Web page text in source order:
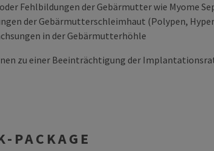
Fehlbildungen der Gebärmutter wie Myome
der Gebärmutterschleimhaut (Polypen,
in der Gebärmutterhöhle
zu einer Beeinträchtigung der
PACKAGE